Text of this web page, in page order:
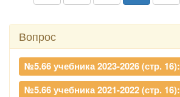
Вопрос
№5.66 учебника 2023-2026 (стр. 16):
№5.66 учебника 2021-2022 (стр. 16):